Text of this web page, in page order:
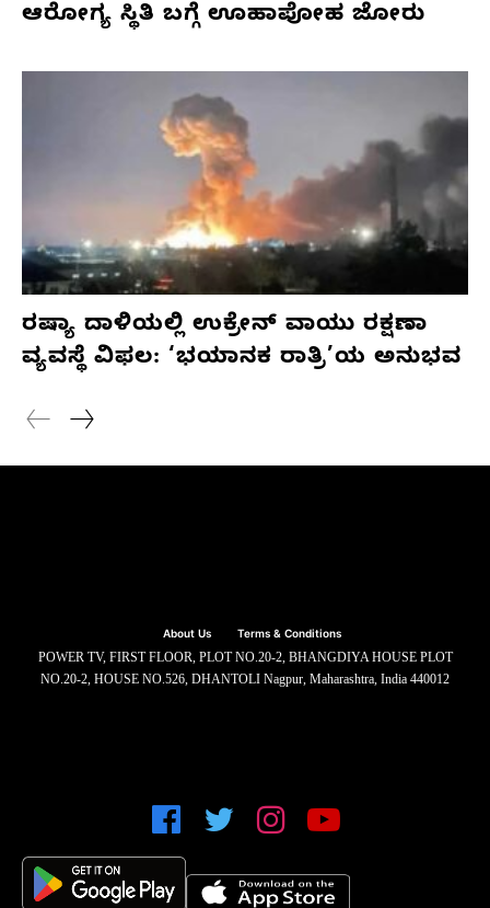
ಆರೋಗ್ಯ ಸ್ಥಿತಿ ಬಗ್ಗೆ ಊಹಾಪೋಹ ಜೋರು
ರಷ್ಯಾ ದಾಳಿಯಲ್ಲಿ ಉಕ್ರೇನ್ ವಾಯು ರಕ್ಷಣಾ
ವ್ಯವಸ್ಥೆ ವಿಫಲ: ‘ಭಯಾನಕ ರಾತ್ರಿ’ಯ ಅನುಭವ
About Us Terms & Conditions
POWER TV, FIRST FLOOR, PLOT NO.20-2, BHANGDIYA HOUSE PLOT
NO.20-2, HOUSE NO.526, DHANTOLI Nagpur, Maharashtra, India 440012